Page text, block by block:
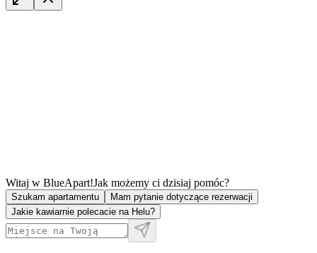
Witaj w BlueApart!Jak możemy ci dzisiaj pomóc?
Szukam apartamentu
Mam pytanie dotyczące rezerwacji
Jakie kawiarnie polecacie na Helu?